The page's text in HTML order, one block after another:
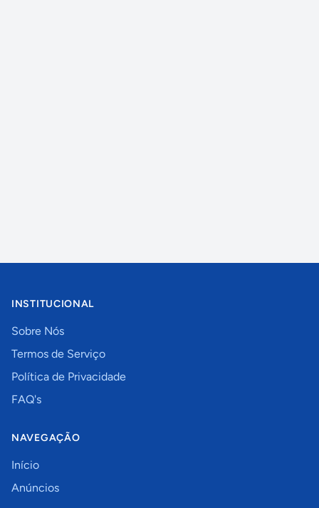
INSTITUCIONAL
Sobre Nós
Termos de Serviço
Política de Privacidade
FAQ's
NAVEGAÇÃO
Início
Anúncios